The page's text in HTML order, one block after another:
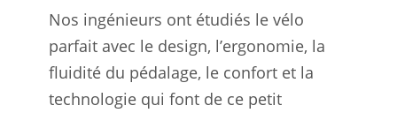
Nos ingénieurs ont étudiés le vélo
parfait avec le design, l’ergonomie, la
fluidité du pédalage, le confort et la
technologie qui font de ce petit